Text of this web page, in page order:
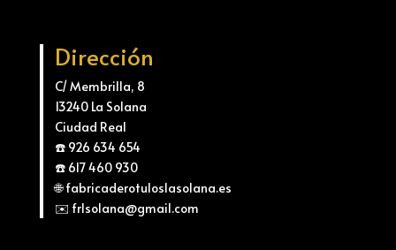
Dirección
C/ Membrilla, 8
13240 La Solana
Ciudad Real
☎️ 926 634 654
☎️ 617 460 930
🌐 fabricaderotuloslasolana.es
✉️ frlsolana@gmail.com